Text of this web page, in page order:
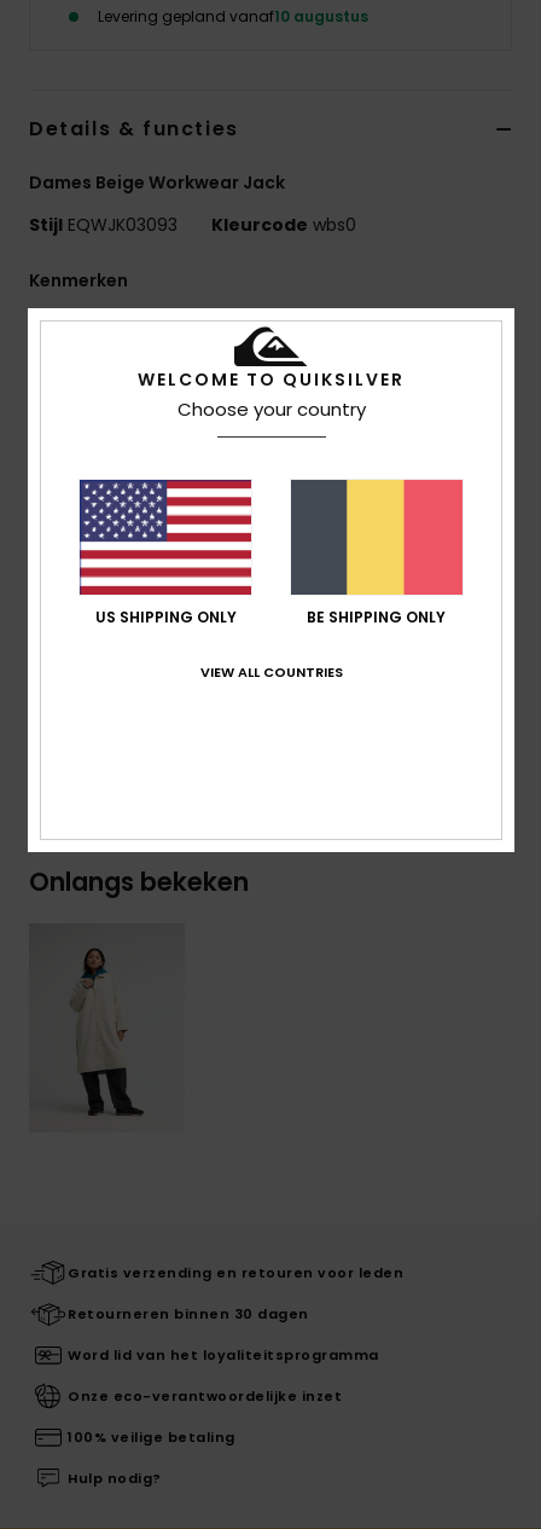
Levering gepland vanaf10 augustus
Details & functies
Dames Beige Workwear Jack
Stijl EQWJK03093 Kleurcode wbs0
Kenmerken
Katoenen Canvas [410 G/M2]
Katoenpopeline
Pasvorm:Boxy fit
Steekzakken Aan De Voorkant En Een
Sluiting:Rits In Het Midden Op De Voorkant
Details:Geribde Manchetten, Kraag Van Dezelfde
Afwerking:Zware Wash
Overige kenmerken:Seizoensgebonden Geweven
Onlangs bekeken
Gratis verzending en retouren voor leden
Retourneren binnen 30 dagen
Word lid van het loyaliteitsprogramma
Onze eco-verantwoordelijke inzet
100% veilige betaling
Hulp nodig?
WELCOME TO QUIKSILVER
Choose your country
US SHIPPING ONLY BE SHIPPING ONLY
VIEW ALL COUNTRIES